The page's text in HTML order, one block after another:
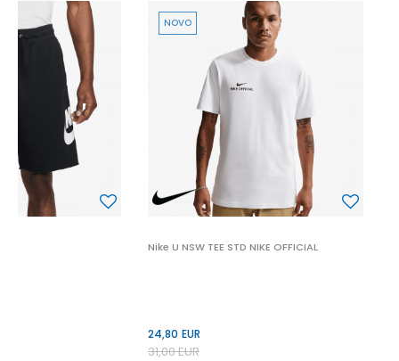
NOVO
Nike U NSW TEE STD NIKE OFFICIAL
24,80 EUR
31,00EUR